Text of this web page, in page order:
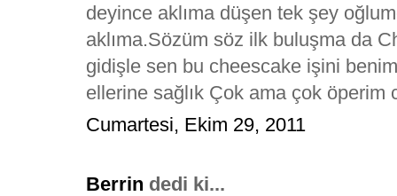
deyince aklıma düşen tek şey
aklıma.Sözüm söz ilk buluşma da
gidişle sen bu cheescake işini
ellerine sağlık Çok ama çok öperim
Cumartesi, Ekim 29, 2011
Berrin dedi ki...